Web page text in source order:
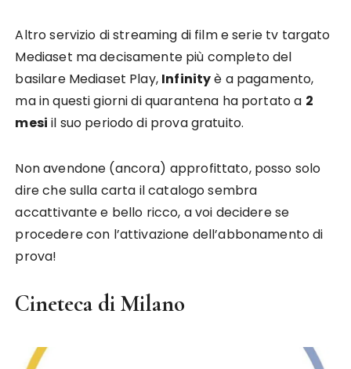
Altro servizio di streaming di film e serie tv targato
Mediaset ma decisamente più completo del
basilare Mediaset Play, Infinityè a pagamento,
ma in questi giorni di quarantena ha portato a 2
mesi il suo periodo di prova gratuito.
Non avendone (ancora) approfittato, posso solo
dire che sulla carta il catalogo sembra
accattivante e bello ricco, a voi decidere se
procedere con l’attivazione dell’abbonamento di
prova!
Cineteca di Milano